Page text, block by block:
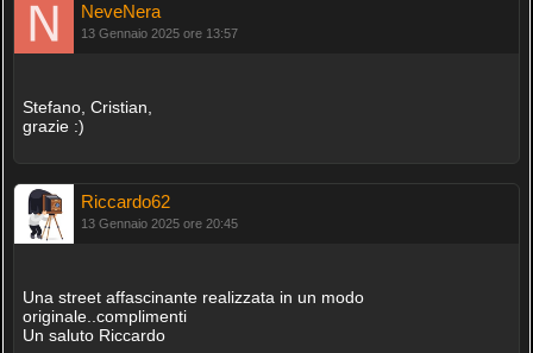
NeveNera
13 Gennaio 2025 ore 13:57
Stefano, Cristian,
grazie :)
Riccardo62
13 Gennaio 2025 ore 20:45
Una street affascinante realizzata in un modo
originale..complimenti
Un saluto Riccardo